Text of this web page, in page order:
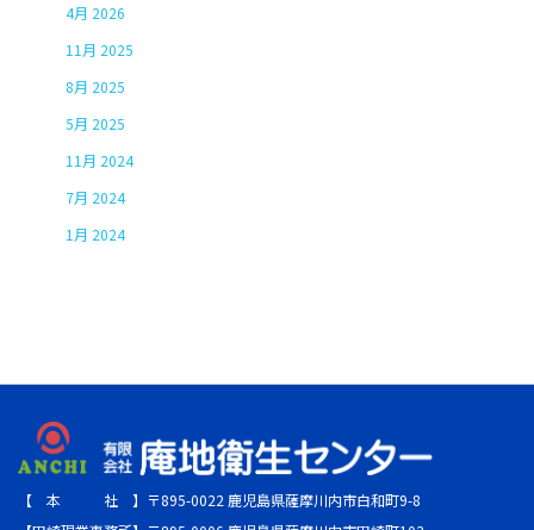
4月 2026
11月 2025
8月 2025
5月 2025
11月 2024
7月 2024
1月 2024
【 本 社 】〒895-0022 鹿児島県薩摩川内市白和町9-8